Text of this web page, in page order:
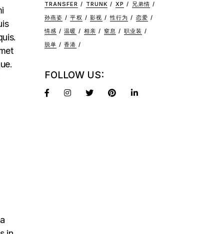
TRANSFER
TRUNK XP
兄弟情
孙燕姿
平权 影视 性行为
恋爱
情感
温暖 相亲 窒息
职业装
脱单
香港
FOLLOW US: